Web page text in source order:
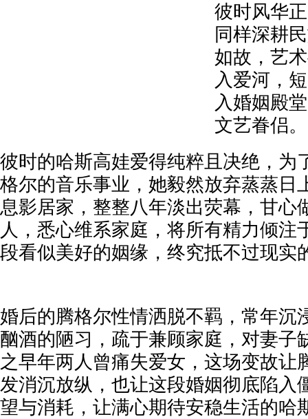
彼时风华
同样深耕
如故，艺
入爱河，
入婚姻殿
文艺眷侣。
彼时的哈斯高娃爱得纯粹且决绝，为
格尔的音乐事业，她毅然放弃蒸蒸日
息影居家，整整八年淡出荧幕，甘心
人，悉心维系家庭，将所有精力倾注
段看似美好的姻缘，终究抵不过现实
婚后的腾格尔性情洒脱不羁，常年沉
酗酒的陋习，疏于兼顾家庭，对妻子
之早年两人曾痛失爱女，这场变故让
发消沉放纵，也让这段婚姻彻底陷入
望与消耗，让满心期待安稳生活的哈